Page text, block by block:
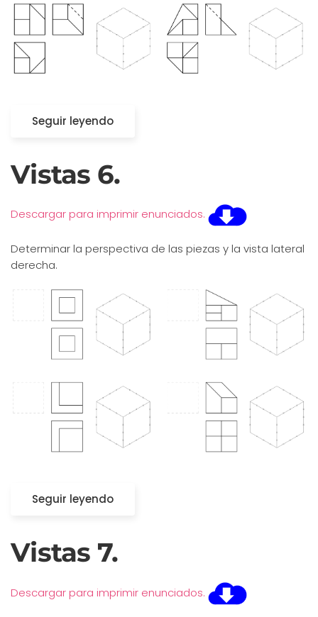
Seguir leyendo
Vistas 6.
Descargar para imprimir enunciados.
Determinar la perspectiva de las piezas y la vista lateral
derecha.
Seguir leyendo
Vistas 7.
Descargar para imprimir enunciados.